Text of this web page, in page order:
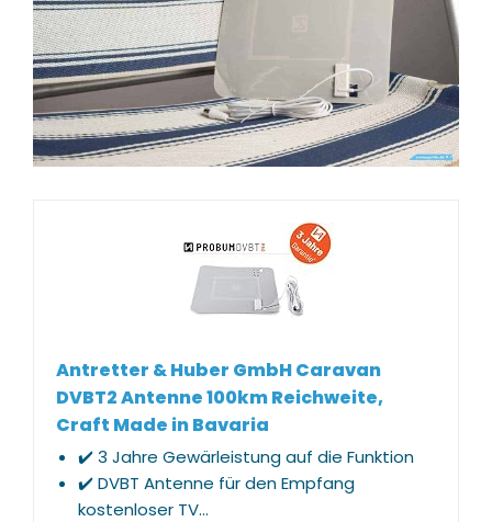
Antretter & Huber GmbH Caravan
DVBT2 Antenne 100km Reichweite,
Craft Made in Bavaria
✔️ 3 Jahre Gewärleistung auf die Funktion
✔️ DVBT Antenne für den Empfang
kostenloser TV...